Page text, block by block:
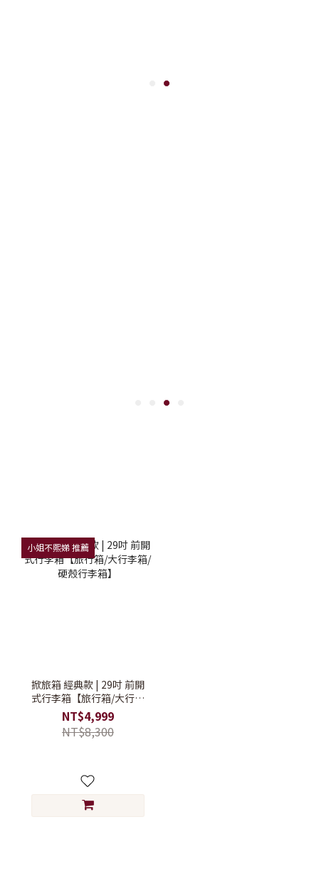
小姐不熙娣 推薦
掀旅箱 經典款 | 29吋 前開
式行李箱【旅行箱/大行李
箱/硬殼行李箱】
NT$4,999
NT$8,300